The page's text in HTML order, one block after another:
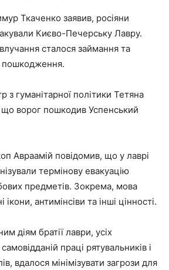
Ткаченко заявив, росіяни
Києво-Печерську Лавру.
сталося займання та
пошкодження.
з гуманітарної політики Тетяна
ворог пошкодив Успенський
Авраамій повідомив, що у лаврі
термінову евакуацію
предметів. Зокрема, мова
антимінсіви та інші цінності.
діям братії лаври, усіх
праці рятувальників і
вдалося мінімізувати загрози для